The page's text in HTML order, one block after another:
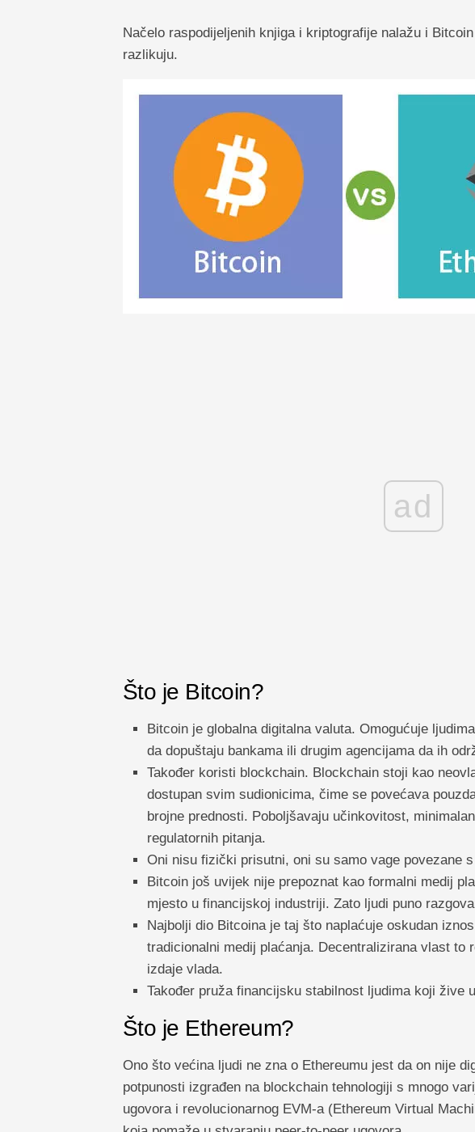
Načelo raspodijeljenih knjiga i kriptografije nalažu i
razlikuju.
ad
Što je Bitcoin?
Bitcoin je globalna digitalna valuta. Omogućuje
da dopuštaju bankama ili drugim agencijama da ih
Također koristi blockchain. Blockchain stoji kao
dostupan svim sudionicima, čime se povećava
brojne prednosti. Poboljšavaju učinkovitost,
regulatornih pitanja.
Oni nisu fizički prisutni, oni su samo vage povezane
Bitcoin još uvijek nije prepoznat kao formalni medij
mjesto u financijskoj industriji. Zato ljudi puno
Najbolji dio Bitcoina je taj što naplaćuje oskudan
tradicionalni medij plaćanja. Decentralizirana vlast to
izdaje vlada.
Također pruža financijsku stabilnost ljudima koji žive
Što je Ethereum?
Ono što većina ljudi ne zna o Ethereumu jest da on nije
potpunosti izgrađen na blockchain tehnologiji s mnogo
ugovora i revolucionarnog EVM-a (Ethereum Virtual